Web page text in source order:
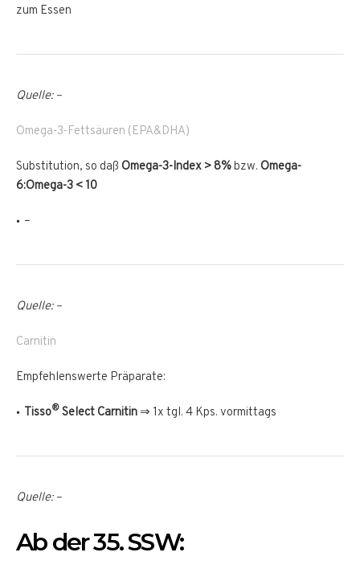
zum Essen
Quelle: –
Omega-3-Fettsäuren (EPA&DHA)
Substitution, so daß Omega-3-Index > 8%bzw. Omega-
6:Omega-3 < 10
–
Quelle: –
Carnitin
Empfehlenswerte Präparate:
Tisso® Select Carnitin⇒ 1x tgl. 4 Kps. vormittags
Quelle: –
Ab der 35. SSW: